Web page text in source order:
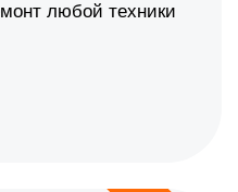
любой техники